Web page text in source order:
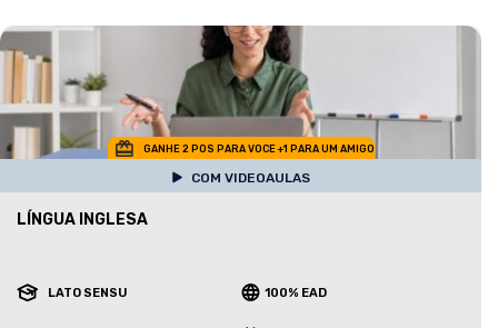
GANHE 2 POS PARA VOCE +1 PARA UM AMIGO
COM VIDEOAULAS
LÍNGUA INGLESA
LATO SENSU 100% EAD